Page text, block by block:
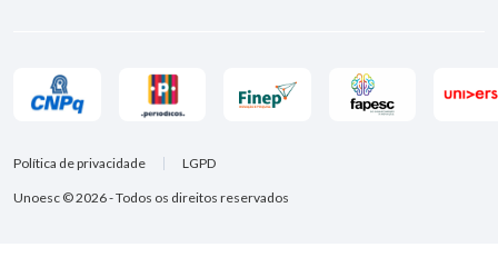
Unoesc © 2026 - Todos os direitos reservados
Política de privacidade LGPD